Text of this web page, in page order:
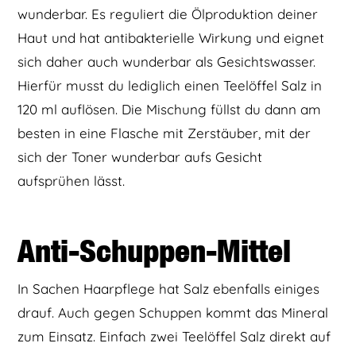
wunderbar. Es reguliert die Ölproduktion deiner
Haut und hat antibakterielle Wirkung und eignet
sich daher auch wunderbar als Gesichtswasser.
Hierfür musst du lediglich einen Teelöffel Salz in
120 ml auflösen. Die Mischung füllst du dann am
besten in eine Flasche mit Zerstäuber, mit der
sich der Toner wunderbar aufs Gesicht
aufsprühen lässt.
Anti-Schuppen-Mittel
In Sachen Haarpflege hat Salz ebenfalls einiges
drauf. Auch gegen Schuppen kommt das Mineral
zum Einsatz. Einfach zwei Teelöffel Salz direkt auf